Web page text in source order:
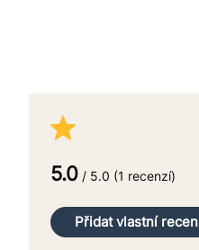
5.0 / 5.0 (1 recenzí)
Přidat vlastní